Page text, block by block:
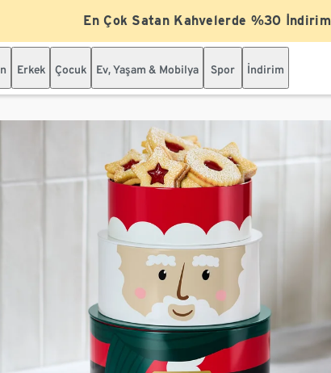
En Çok Satan Kahvelerde %30 İndirim
Erkek Çocuk Ev, Yaşam & Mobilya Spor İndirim